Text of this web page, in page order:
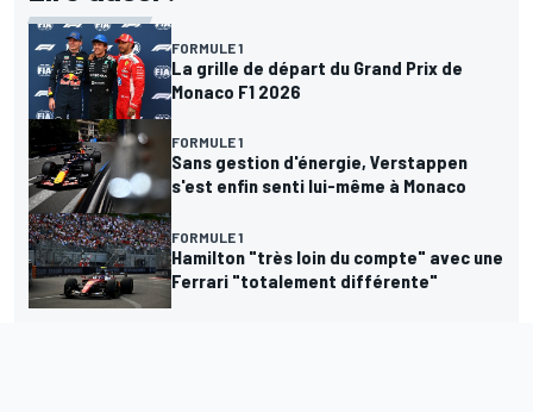
FORMULE 1
La grille de départ du Grand Prix de
Monaco F1 2026
FORMULE 1
Sans gestion d'énergie, Verstappen
s'est enfin senti lui-même à Monaco
FORMULE 1
Hamilton "très loin du compte" avec une
Ferrari "totalement différente"